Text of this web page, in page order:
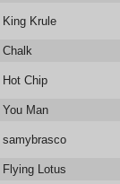
King Krule
Chalk
Hot Chip
You Man
samybrasco
Flying Lotus